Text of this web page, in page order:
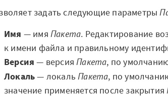
задать следующие параметры
Имя — имяПакета. Редактирование
к имени файла и правильному
Версия — версияПакета, по
Локаль— локальПакета, по
значение применяется после закрытия